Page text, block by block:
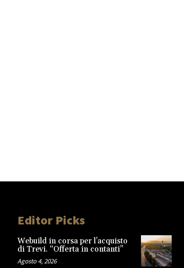
Editor Picks
Webuild in corsa per l’acquisto
di Trevi. “Offerta in contanti”
Agosto 4, 2026